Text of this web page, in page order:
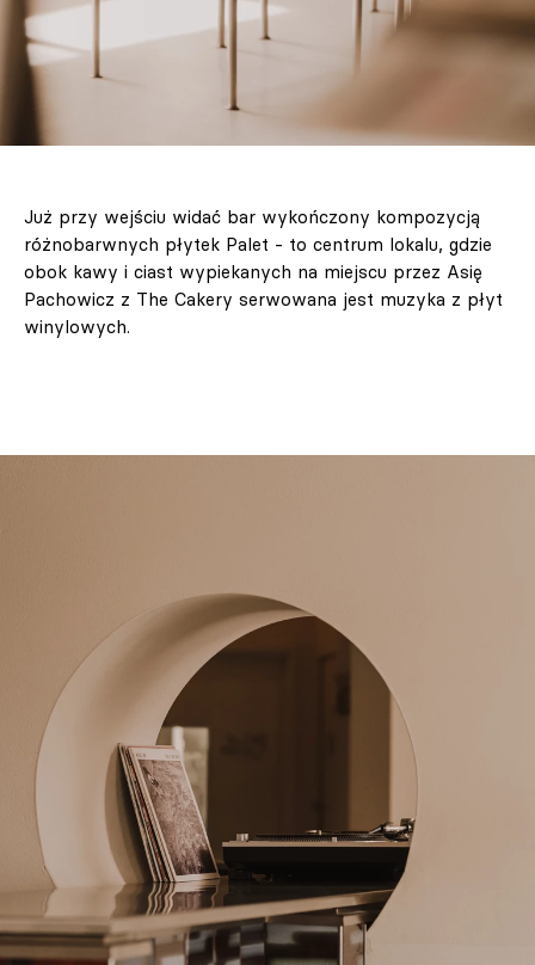
Już przy wejściu widać bar wykończony kompozycją
różnobarwnych płytek Palet - to centrum lokalu, gdzie
obok kawy i ciast wypiekanych na miejscu przez Asię
Pachowicz z The Cakery serwowana jest muzyka z płyt
winylowych.